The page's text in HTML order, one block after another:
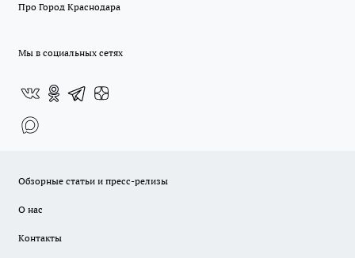
Про Город Краснодара
Мы в социальных сетях
Обзорные статьи и пресс-релизы
О нас
Контакты